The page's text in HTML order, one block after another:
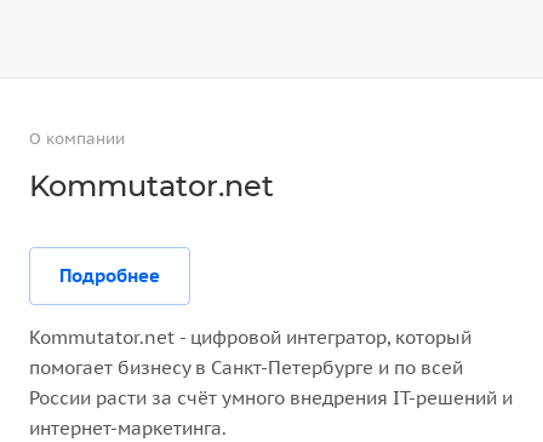
О компании
Kommutator.net
Подробнее
Kommutator.net - цифровой интегратор, который
помогает бизнесу в Санкт-Петербурге и по всей
России расти за счёт умного внедрения IT-решений и
интернет-маркетинга.